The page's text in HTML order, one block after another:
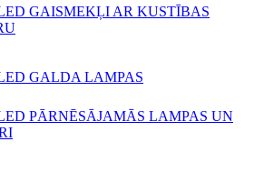
GAISMEKĻI AR KUSTĪBAS
GALDA LAMPAS
PĀRNĒSĀJAMĀS LAMPAS UN